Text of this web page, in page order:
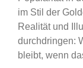
im Stil der
Realität und
durchdringen:
bleibt, wenn